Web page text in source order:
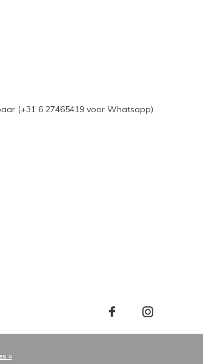
(+31 6 27465419 voor Whatsapp)
»